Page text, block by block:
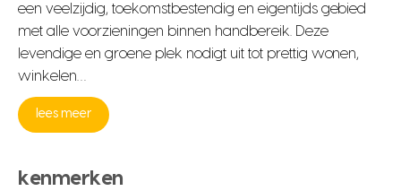
een veelzijdig, toekomstbestendig en eigentijds gebied
met alle voorzieningen binnen handbereik. Deze
levendige en groene plek nodigt uit tot prettig wonen,
winkelen…
lees meer
kenmerken